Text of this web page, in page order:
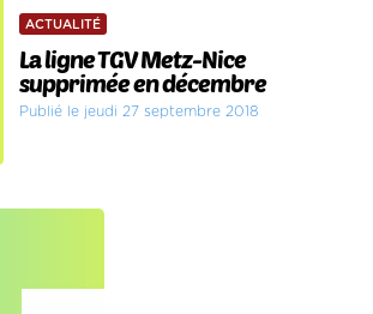
ACTUALITÉ
La ligne TGV Metz-Nice
supprimée en décembre
Publié le jeudi 27 septembre 2018